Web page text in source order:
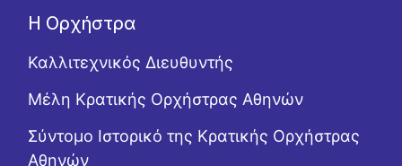
Η Ορχήστρα
Καλλιτεχνικός Διευθυντής
Μέλη Κρατικής Ορχήστρας Αθηνών
Σύντομο Ιστορικό της Κρατικής Ορχήστρας
Αθηνών